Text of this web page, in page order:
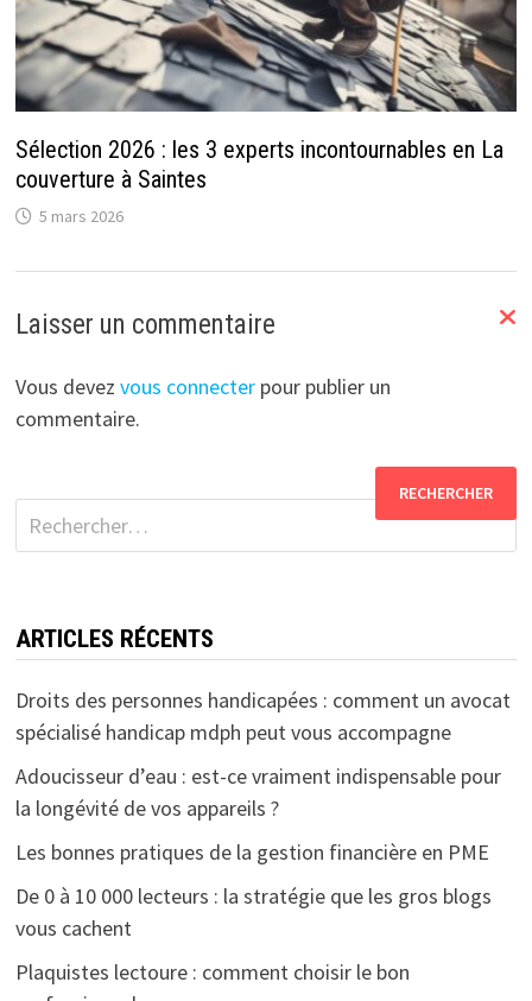
Sélection 2026 : les 3 experts incontournables en La
couverture à Saintes
5 mars 2026
Laisser un commentaire
Vous devez vous connecterpour publier un
commentaire.
ARTICLES RÉCENTS
Droits des personnes handicapées : comment un avocat
spécialisé handicap mdph peut vous accompagne
Adoucisseur d’eau : est-ce vraiment indispensable pour
la longévité de vos appareils ?
Les bonnes pratiques de la gestion financière en PME
De 0 à 10 000 lecteurs : la stratégie que les gros blogs
vous cachent
Plaquistes lectoure : comment choisir le bon